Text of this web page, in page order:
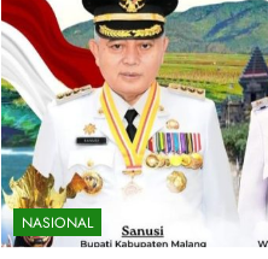
NASIONAL